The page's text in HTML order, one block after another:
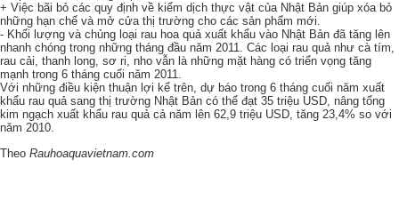
+ Việc bãi bỏ các quy định về kiểm dịch thực vật của Nhật Bản giúp xóa bỏ
những hạn chế và mở cửa thị trường cho các sản phẩm mới.
- Khối lượng và chủng loại rau hoa quả xuất khẩu vào Nhật Bản đã tăng lên
nhanh chóng trong những tháng đầu năm 2011. Các loại rau quả như cà tím,
rau cải, thanh long, sơ ri, nho vẫn là những mặt hàng có triển vọng tăng
mạnh trong 6 tháng cuối năm 2011.
Với những điều kiện thuận lợi kể trên, dự báo trong 6 tháng cuối năm xuất
khẩu rau quả sang thị trường Nhật Bản có thể đạt 35 triệu USD, nâng tổng
kim ngạch xuất khẩu rau quả cả năm lên 62,9 triệu USD, tăng 23,4% so với
năm 2010.
Theo Rauhoaquavietnam.com